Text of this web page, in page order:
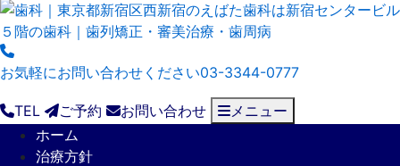
お気軽にお問い合わせください03-3344-0777
TEL ご予約 お問い合わせ
メニュー
ホーム
治療方針